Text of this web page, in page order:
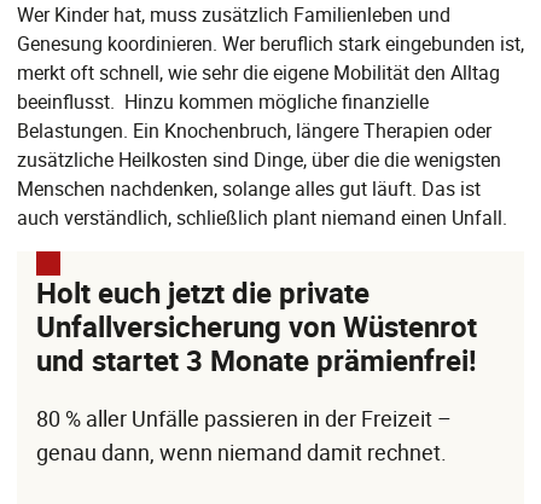
Wer Kinder hat, muss zusätzlich Familienleben und
Genesung koordinieren. Wer beruflich stark eingebunden ist,
merkt oft schnell, wie sehr die eigene Mobilität den Alltag
beeinflusst. Hinzu kommen mögliche finanzielle
Belastungen. Ein Knochenbruch, längere Therapien oder
zusätzliche Heilkosten sind Dinge, über die die wenigsten
Menschen nachdenken, solange alles gut läuft. Das ist
auch verständlich, schließlich plant niemand einen Unfall.
Holt euch jetzt die private
Unfallversicherung von Wüstenrot
und startet 3 Monate prämienfrei!
80 % aller Unfälle passieren in der Freizeit –
genau dann, wenn niemand damit rechnet.